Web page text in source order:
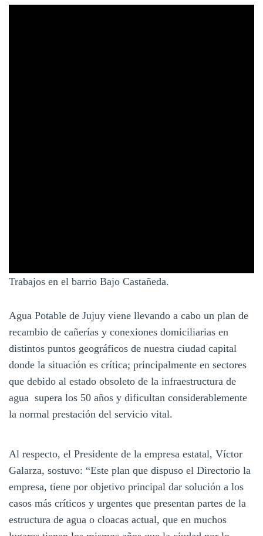
Trabajos en el barrio Bajo Castañeda.
Agua Potable de Jujuy viene llevando a cabo un plan de
recambio de cañerías y conexiones domiciliarias en
distintos puntos geográficos de nuestra ciudad capital
donde la situación es crítica; principalmente en sectores
que debido al estado obsoleto de la infraestructura de
agua supera los 50 años y dificultan considerablemente
la normal prestación del servicio vital.
Al respecto, el Presidente de la empresa estatal, Víctor
Galarza, sostuvo: “Este plan que dispuso el Directorio la
empresa, tiene por objetivo principal dar solución a los
casos más críticos y urgentes que presentan partes de la
estructura de agua o cloacas actual, que en muchos